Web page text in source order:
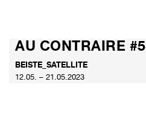
AU CONTRAIRE #5
BEISTE_SATELLITE
12.05. – 21.05.2023